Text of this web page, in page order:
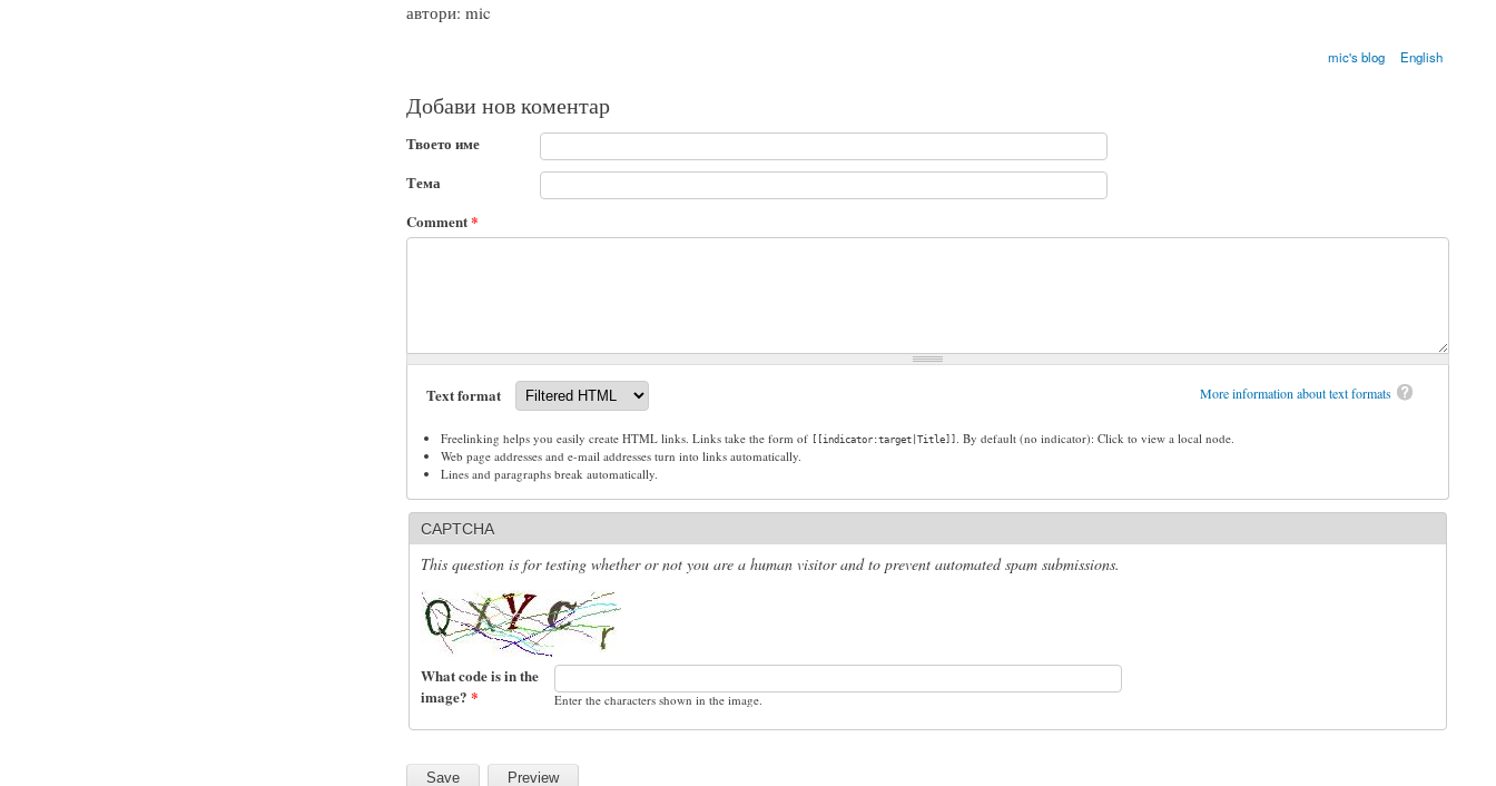
автори: mic
mic's blog English
Добави нов коментар
Твоето име
Тема
Comment*
More information about text formats
Text format
Freelinking helps you easily create HTML links. Links take the form of [[indicator:target|Title]]. By default (no indicator): Click to view a local node.
Web page addresses and e-mail addresses turn into links automatically.
Lines and paragraphs break automatically.
CAPTCHA
This question is for testing whether or not you are a human visitor and to prevent automated spam submissions.
What code is in the
image? * Enter the characters shown in the image.